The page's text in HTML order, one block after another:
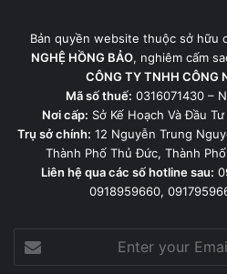
Bản quyền website thuộc sở hữu
NGHỆ HỒNG BẢO, nghiêm cấm
CÔNG TY TNHH CÔNG
Mã số thuế: 0316071430 –
Nơi cấp: Sở Kế Hoạch Và Đầu
Trụ sở chính: 12 Nguyễn Trung
Thành Phố Thủ Đức, Thành
Liên hệ qua các số hotline sau:
0918959660,
your